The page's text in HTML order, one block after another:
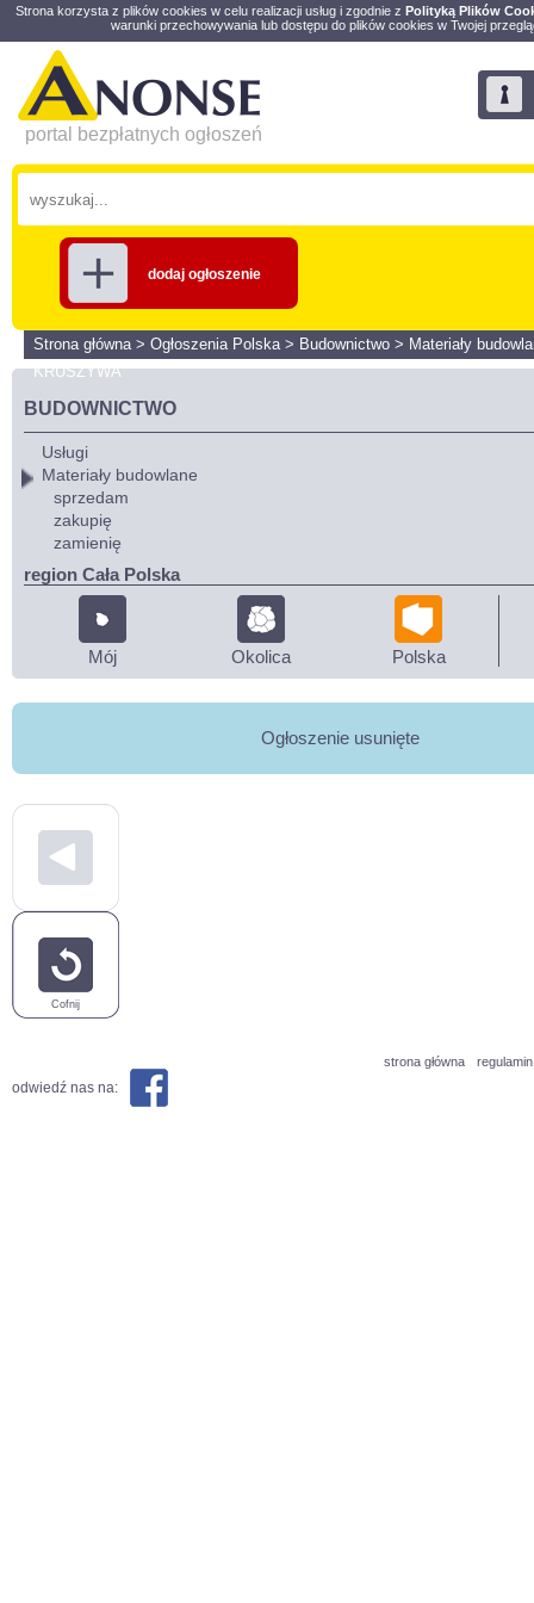
Strona korzysta z plików cookies w celu realizacji usług i zgodnie z Polityką Plików
warunki przechowywania lub dostępu do plików cookies w Twojej
portal bezpłatnych ogłoszeń
dodaj ogłoszenie
Strona główna> Ogłoszenia Polska> Budownictwo > Materiały
KRUSZYWA
BUDOWNICTWO
Usługi
Materiały budowlane
sprzedam
zakupię
zamienię
region Cała Polska
Mój Okolica Polska
Ogłoszenie usunięte
Cofnij
strona główna regulamin
odwiedź nas na: